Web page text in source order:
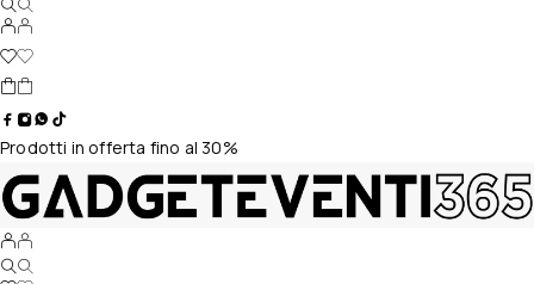
Prodotti in offerta fino al 30%